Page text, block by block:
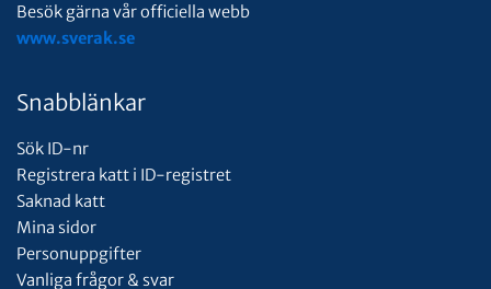
Besök gärna vår officiella webb
www.sverak.se
Snabblänkar
Sök ID-nr
Registrera katt i ID-registret
Saknad katt
Mina sidor
Personuppgifter
Vanliga frågor & svar